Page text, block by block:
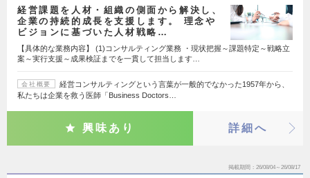
経営課題を人材・組織の側面から解決し、
企業の持続的成長を支援します。 理念や
ビジョンに基づいた人材戦略…
【具体的な業務内容】 (1)コンサルティング業務 ・現状把握～課題特定～戦略立
案～実行支援～成果検証までを一貫して担当します…
会社概要
経営コンサルティングという言葉が一般的でなかった1957年から、
私たちは企業を救う医師「Business Doctors…
興味あり 詳細へ
掲載期間 26/08/04～26/08/17